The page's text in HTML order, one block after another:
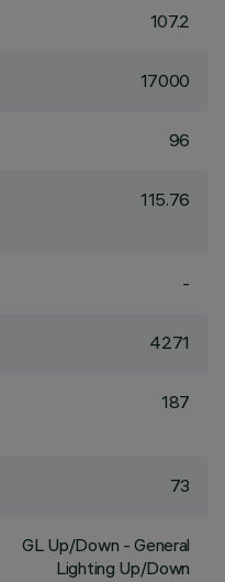
107.2
17000
96
115.76
-
4271
187
73
GL Up/Down - General
Lighting Up/Down